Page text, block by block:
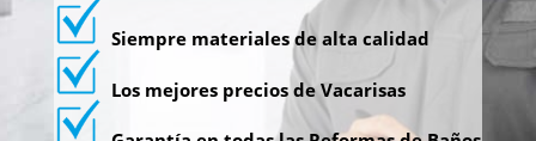
Siempre materiales de alta calidad
Los mejores precios de Vacarisas